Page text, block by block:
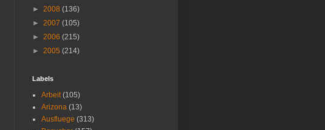
► 2008 (136)
► 2007 (105)
► 2006 (215)
► 2005 (214)
Labels
Arbeit (105)
Arizona (13)
Ausfluege (313)